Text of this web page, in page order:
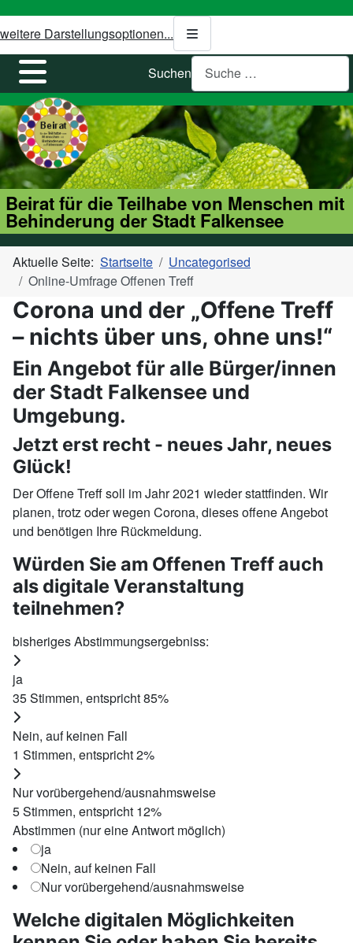
weitere Darstellungsoptionen...
Suchen
Beirat für die Teilhabe von Menschen mit
Behinderung der Stadt Falkensee
Aktuelle Seite: Startseite
Uncategorised
Online-Umfrage Offenen Treff
Corona und der „Offene Treff
– nichts über uns, ohne uns!“
Ein Angebot für alle Bürger/innen
der Stadt Falkensee und
Umgebung.
Jetzt erst recht - neues Jahr, neues
Glück!
Der Offene Treff soll im Jahr 2021 wieder stattfinden. Wir
planen, trotz oder wegen Corona, dieses offene Angebot
und benötigen Ihre Rückmeldung.
Würden Sie am Offenen Treff auch
als digitale Veranstaltung
teilnehmen?
bisheriges Abstimmungsergebniss:
ja
35Stimmen, entspricht85%
Nein, auf keinen Fall
1 Stimmen, entspricht2%
Nur vorübergehend/ausnahmsweise
5Stimmen, entspricht 12%
Abstimmen (nur eine Antwort möglich)
ja
Nein, auf keinen Fall
Nur vorübergehend/ausnahmsweise
Welche digitalen Möglichkeiten